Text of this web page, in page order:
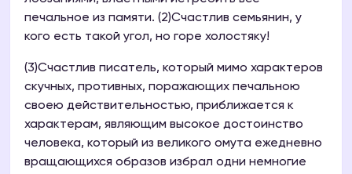
печальное из памяти. (2)Счастлив семьянин, у
кого есть такой угол, но горе холостяку!
(3)Счастлив писатель, который мимо характеров
скучных, противных, поражающих печальною
своею действительностью, приближается к
характерам, являющим высокое достоинство
человека, который из великого омута ежедневно
вращающихся образов избрал одни немногие